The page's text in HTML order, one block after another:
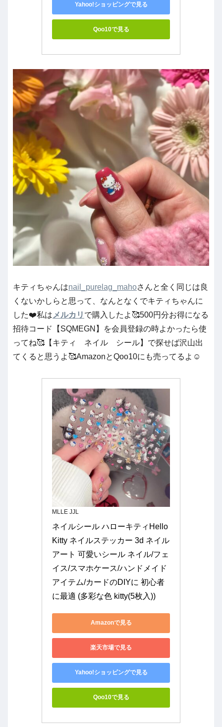
Yahoo!ショッピングで見る
Qoo10で見る
キティちゃんはnail_purelag_mahoさんと全く同じは良
くないかしらと思って、なんとなくでキティちゃんに
した❤️私は メルカリ で購入したよ🥰500円分お得になる
招待コード【SQMEGN】を会員登録の時よかったら使
ってね🥰【キティ ネイル シール】で探せば沢山出
てくると思うよ🥰AmazonとQoo10にも売ってるよ☺️
MLLE JJL
ネイルシール ハローキティHello
Kitty ネイルステッカー 3d ネイル
アート 可愛いシール ネイル/フェ
イス/スマホケース/ハンドメイド
アイテム/カードのDIYに 初心者
に最適 (多彩な色 kitty(5枚入))
Amazonで見る
楽天市場で見る
Yahoo!ショッピングで見る
Qoo10で見る